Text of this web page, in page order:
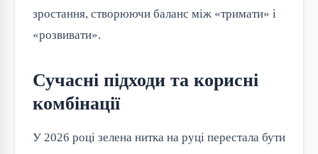
зростання, створюючи баланс між «тримати» і
«розвивати».
Сучасні підходи та корисні
комбінації
У 2026 році зелена нитка на руці перестала бути